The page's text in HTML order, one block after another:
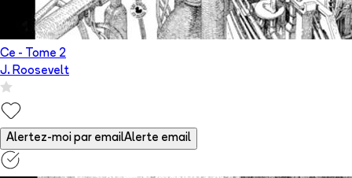
Ce - Tome 2
J. Roosevelt
Alertez-moi par emailAlerte email